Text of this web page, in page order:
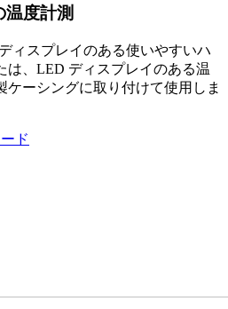
度計測
ィスプレイのある使いやすいハ
は、LED ディスプレイのある温
ケーシングに取り付けて使用しま
ド